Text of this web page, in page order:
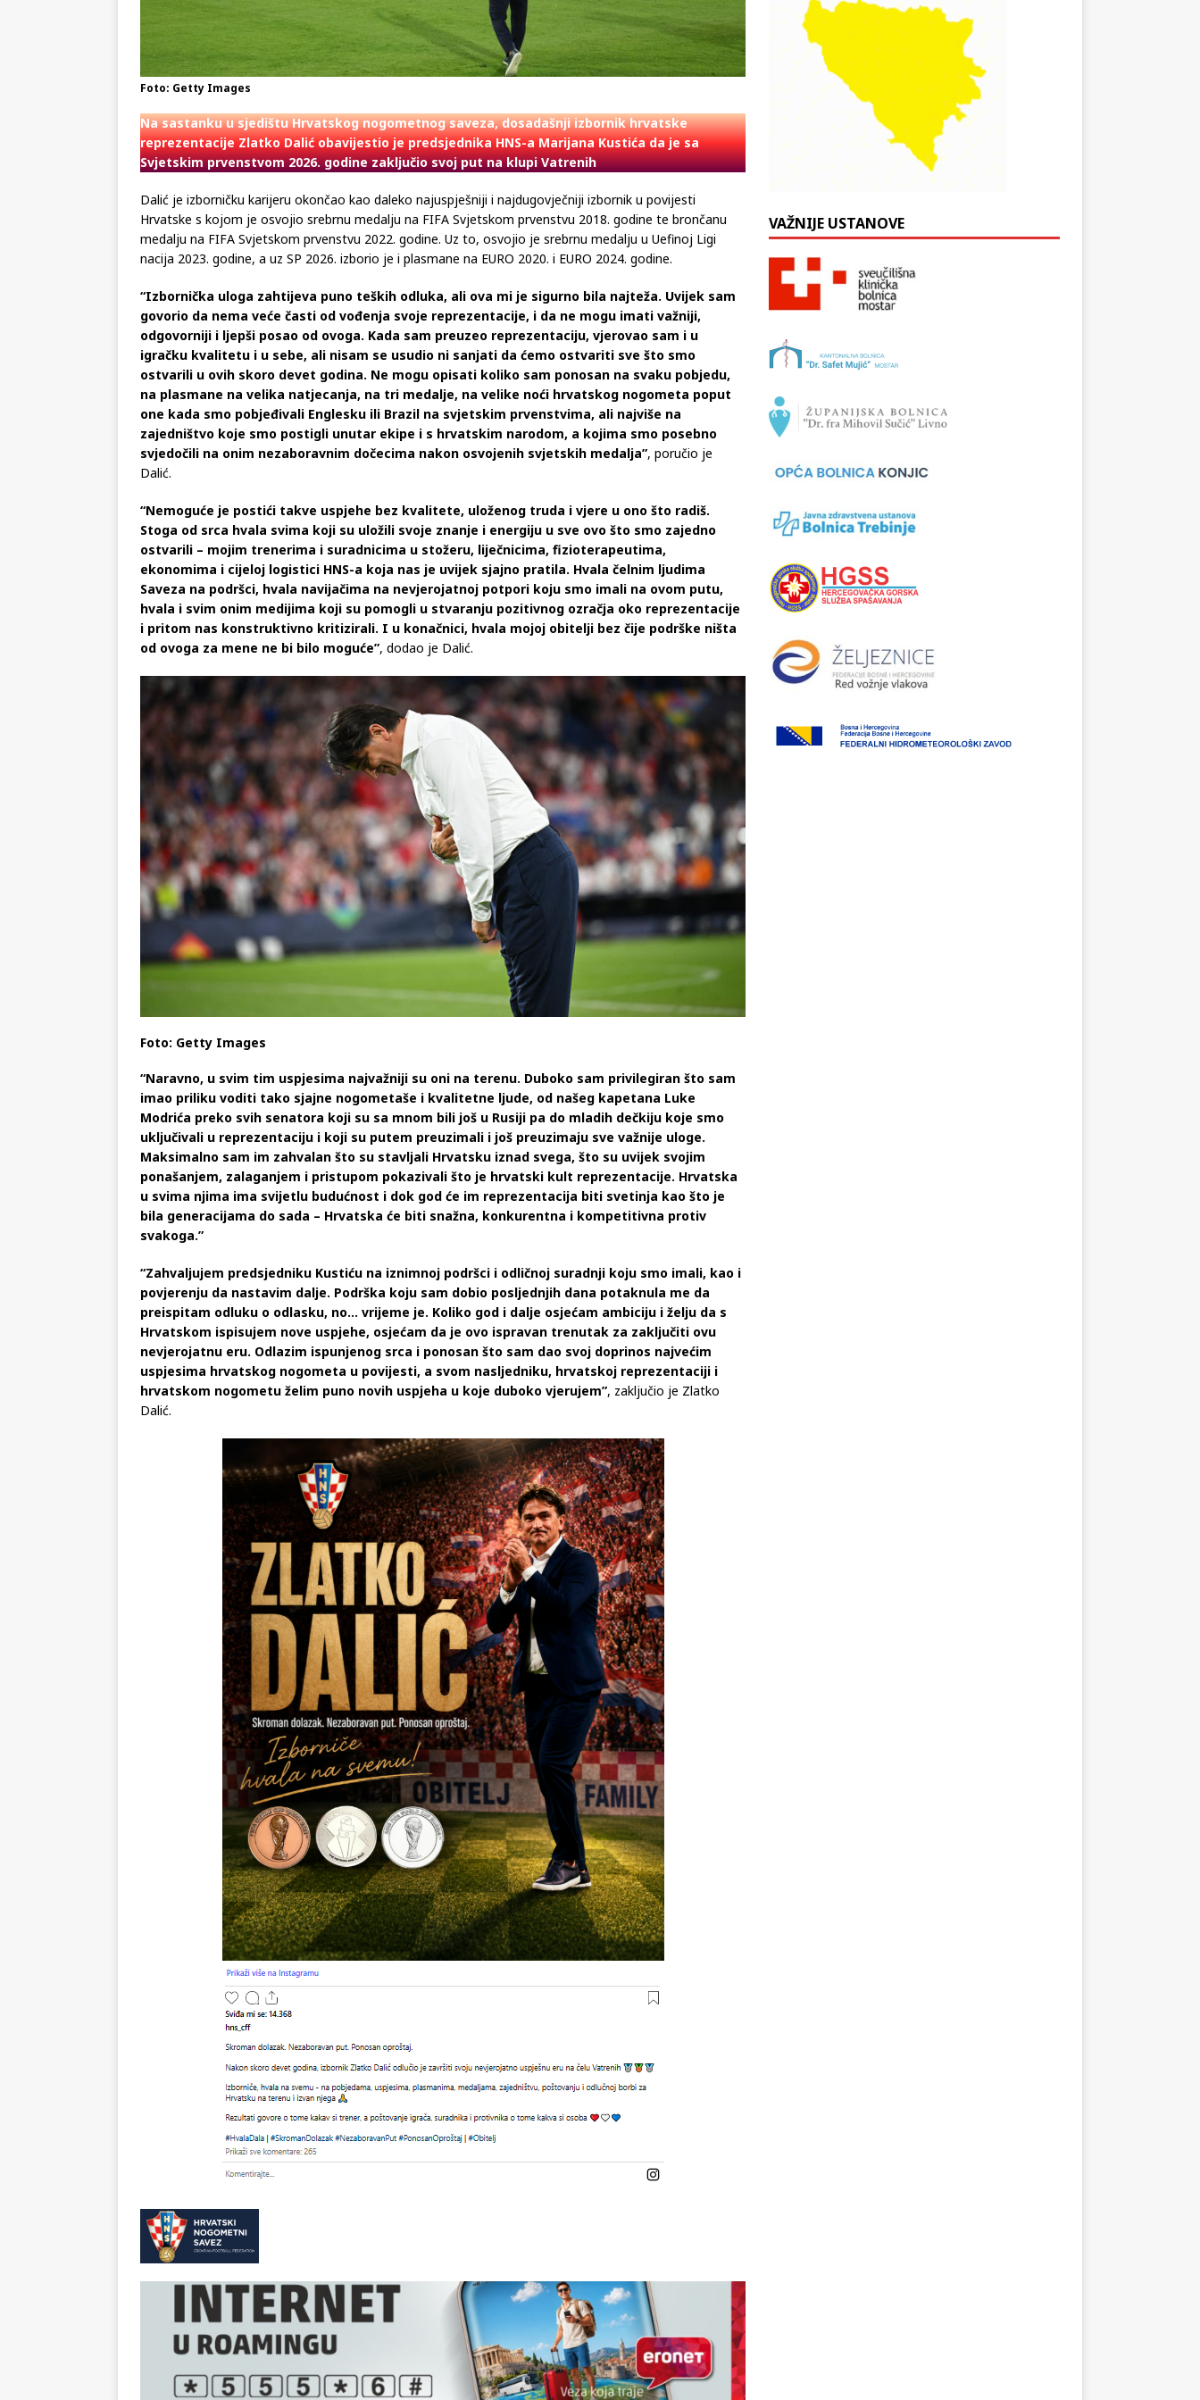
Foto: Getty Images
Na sastanku u sjedištu Hrvatskog nogometnog saveza, dosadašnji izbornik hrvatske
reprezentacije Zlatko Dalić obavijestio je predsjednika HNS-a Marijana Kustića da je sa
Svjetskim prvenstvom 2026. godine zaključio svoj put na klupi Vatrenih
Dalić je izborničku karijeru okončao kao daleko najuspješniji i najdugovječniji izbornik u povijesti
Hrvatske s kojom je osvojio srebrnu medalju na FIFA Svjetskom prvenstvu 2018. godine te brončanu
medalju na FIFA Svjetskom prvenstvu 2022. godine. Uz to, osvojio je srebrnu medalju u Uefinoj Ligi
nacija 2023. godine, a uz SP 2026. izborio je i plasmane na EURO 2020. i EURO 2024. godine.
“Izbornička uloga zahtijeva puno teških odluka, ali ova mi je sigurno bila najteža. Uvijek sam
govorio da nema veće časti od vođenja svoje reprezentacije, i da ne mogu imati važniji,
odgovorniji i ljepši posao od ovoga. Kada sam preuzeo reprezentaciju, vjerovao sam i u
igračku kvalitetu i u sebe, ali nisam se usudio ni sanjati da ćemo ostvariti sve što smo
ostvarili u ovih skoro devet godina. Ne mogu opisati koliko sam ponosan na svaku pobjedu,
na plasmane na velika natjecanja, na tri medalje, na velike noći hrvatskog nogometa poput
one kada smo pobjeđivali Englesku ili Brazil na svjetskim prvenstvima, ali najviše na
zajedništvo koje smo postigli unutar ekipe i s hrvatskim narodom, a kojima smo posebno
svjedočili na onim nezaboravnim dočecima nakon osvojenih svjetskih medalja”, poručio je
Dalić.
“Nemoguće je postići takve uspjehe bez kvalitete, uloženog truda i vjere u ono što radiš.
Stoga od srca hvala svima koji su uložili svoje znanje i energiju u sve ovo što smo zajedno
ostvarili – mojim trenerima i suradnicima u stožeru, liječnicima, fizioterapeutima,
ekonomima i cijeloj logistici HNS-a koja nas je uvijek sjajno pratila. Hvala čelnim ljudima
Saveza na podršci, hvala navijačima na nevjerojatnoj potpori koju smo imali na ovom putu,
hvala i svim onim medijima koji su pomogli u stvaranju pozitivnog ozračja oko reprezentacije
i pritom nas konstruktivno kritizirali. I u konačnici, hvala mojoj obitelji bez čije podrške ništa
od ovoga za mene ne bi bilo moguće”, dodao je Dalić.
Foto: Getty Images
“Naravno, u svim tim uspjesima najvažniji su oni na terenu. Duboko sam privilegiran što sam
imao priliku voditi tako sjajne nogometaše i kvalitetne ljude, od našeg kapetana Luke
Modrića preko svih senatora koji su sa mnom bili još u Rusiji pa do mladih dečkiju koje smo
uključivali u reprezentaciju i koji su putem preuzimali i još preuzimaju sve važnije uloge.
Maksimalno sam im zahvalan što su stavljali Hrvatsku iznad svega, što su uvijek svojim
ponašanjem, zalaganjem i pristupom pokazivali što je hrvatski kult reprezentacije. Hrvatska
u svima njima ima svijetlu budućnost i dok god će im reprezentacija biti svetinja kao što je
bila generacijama do sada – Hrvatska će biti snažna, konkurentna i kompetitivna protiv
svakoga.”
“Zahvaljujem predsjedniku Kustiću na iznimnoj podršci i odličnoj suradnji koju smo imali, kao i
povjerenju da nastavim dalje. Podrška koju sam dobio posljednjih dana potaknula me da
preispitam odluku o odlasku, no… vrijeme je. Koliko god i dalje osjećam ambiciju i želju da s
Hrvatskom ispisujem nove uspjehe, osjećam da je ovo ispravan trenutak za zaključiti ovu
nevjerojatnu eru. Odlazim ispunjenog srca i ponosan što sam dao svoj doprinos najvećim
uspjesima hrvatskog nogometa u povijesti, a svom nasljedniku, hrvatskoj reprezentaciji i
hrvatskom nogometu želim puno novih uspjeha u koje duboko vjerujem”, zaključio je Zlatko
Dalić.
VAŽNIJE USTANOVE